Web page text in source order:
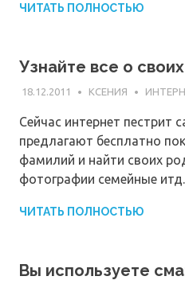
ЧИТАТЬ ПОЛНОСТЬЮ
Узнайте все о
18.12.2011 КСЕНИЯ
Сейчас интернет пестрит
предлагают бесплатно
фамилий и найти своих
фотографии семейные
ЧИТАТЬ ПОЛНОСТЬЮ
Вы используете